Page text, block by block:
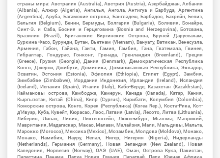
страны мира: Австралия (Australia), Австрия (Austria), Азербайджан, Албания
(Albania), Алжир (Algeria), Ангилья, Ангола, Антигуа и Барбуда, Аргентина
(Argentina), Аруба, Багамские острова, Бангладеш, Барбадос, Бахрейн, Белиз,
Бельгия (Belgium), Бенин, Бермуды, Болгария (Bulgaria), Боливия, Бонайре,
Синт-Э. и Саба, Босния и Герцеговина (Bosnia and Herzegovina), Ботсвана,
Бразилия (Brazil), Британские Виргинские Острова, Бруней Даруссалам,
Буркина Фасо, Бурунди, Бутан, Вьетнам (Vietnam), Вануату, Ватикан, Венесуэла,
Армения, Габон, Гайана, Гаити, Гамия, Гамбия, Гана, Гватемала, Гвинея,
Гибралтар, Гондурас, Гонконг, Гренада, Гренландия (Greenland), Греция
(Greece), Грузия (Georgia), Дания (Denmark), Демократическая Республика
Конго, Джерси, Джибути, Доминика, Доминиканская Республика, Эквадор,
Эсватин, Эстония (Estonia), Эфиопия (Ethiopia), Египет (Egypt), Замбия,
Зимбабве (Zimbabwe), Иордания Индонезия, Ирландия (Ireland), Исландия
(Iceland), Испания (Spain), Италия (Italy), Кабо-Верде, Казахстан (Kazakhstan),
Каймановы острова, Камбоджа, Камерун, Канада (Canada), Катар, Кения,
Кыргызстан, Китай (China), Кипр (Cyprus), Кирибати, Колумбия (Colombia),
Коморские острова, Конго, Корея (Республика) (Korea Rep.), Коста-Рика, Кот-
д'Ивуар, Куба, Кувейт, Кюрасао, Лаос, Латвия (Latvia), Лесото, Литва (Lithuania),
Либерия, Ливан, Ливия, Лихтенштейн, Люксембург, Мьянма, Маврикий,
Мавритания, Мадагаскар, Макао, Малави, Малайзия, Мали, Мальдивы, Мальта,
Марокко (Morocco), Мексика (Mexico), Мозамбик, Молдова (Moldova), Монако,
Монако, Намибия, Науру, Непал, Нигер, Нигерия (Nigeria), Нидерланды
(Netherlands), Германия (Germany), Новая Зеландия (New Zealand), Новая
Каледония, Норвегия (Norway), ОАЭ (UAE), Оман, Острова Кука, Пакистан,
Палестина, Панама, Папуа Новая Гвинея, Парагвай, Перу, Южная Африка,